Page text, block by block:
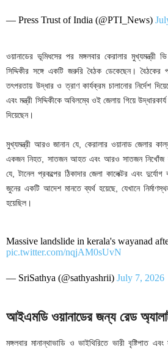
— Press Trust of India (@PTI_News)
ওয়ানাডের ভূমিধসের পর মঙ্গলবার কেরালার মুখ্যমন্ত্রী
সিদ্দিকীর সঙ্গে একটি জরুরি বৈঠক ডেকেছেন।বৈঠকের
তৎপরতায় উদ্ধার ও ত্রাণ কার্যক্রম চালানোর নির্দেশ
এবং মন্ত্রী সিদ্দিকীকে অবিলম্বে ওই জেলায় গিয়ে
দিয়েছেন।
মুখ্যমন্ত্রী আরও জানান যে, কেরালার ওয়ানাড জেলার
একজন নিহত, সাতজন আহত এবং আরও সাতজন নিখোঁজ
যে, টানেল প্রকল্পের ঠিকাদার জেলা কালেক্টর এবং
জুনের একটি আদেশ মানতে ব্যর্থ হয়েছে, যেখানে
হয়েছিল।
Massive landslide in kerala's wayanad
pic.twitter.com/nqjAM0sUvN
— SriSathya (@sathyashrii) July 7, 2026
আইএমডি ওয়ানাডের জন্য রেড
মঙ্গলবার মানান্থাভাডি ও ভাইথিরিতে ভারী বৃষ্টিপাত